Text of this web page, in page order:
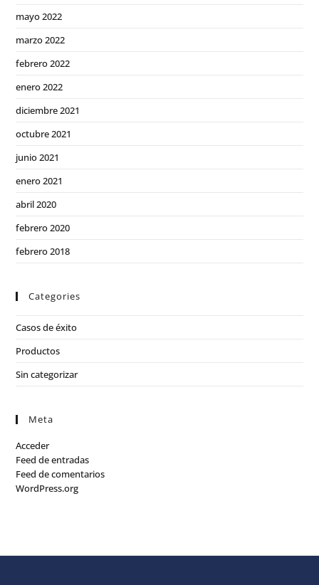
mayo 2022
marzo 2022
febrero 2022
enero 2022
diciembre 2021
octubre 2021
junio 2021
enero 2021
abril 2020
febrero 2020
febrero 2018
Categories
Casos de éxito
Productos
Sin categorizar
Meta
Acceder
Feed de entradas
Feed de comentarios
WordPress.org